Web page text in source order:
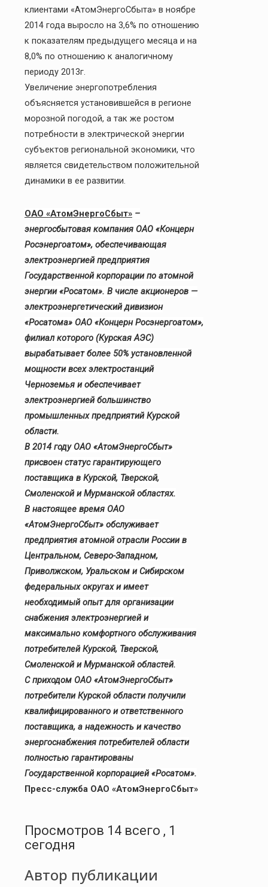
клиентами «АтомЭнергоСбыта» в ноябре
2014 года выросло на 3,6% по отношению
к показателям предыдущего месяца и на
8,0% по отношению к аналогичному
периоду 2013г.
Увеличение энергопотребления
объясняется установившейся в регионе
морозной погодой, а так же ростом
потребности в электрической энергии
субъектов региональной экономики, что
является свидетельством положительной
динамики в ее развитии.
ОАО «АтомЭнергоСбыт» –
энергосбытовая компания ОАО «Концерн
Росэнергоатом», обеспечивающая
электроэнергией предприятия
Государственной корпорации по атомной
энергии «Росатом». В числе акционеров —
электроэнергетический дивизион
«Росатома» ОАО «Концерн Росэнергоатом»,
филиал которого (Курская АЭС)
вырабатывает более 50% установленной
мощности всех электростанций
Черноземья и обеспечивает
электроэнергией большинство
промышленных предприятий Курской
области.
В 2014 году ОАО «АтомЭнергоСбыт»
присвоен статус гарантирующего
поставщика в Курской, Тверской,
Смоленской и Мурманской областях.
В настоящее время ОАО
«АтомЭнергоСбыт» обслуживает
предприятия атомной отрасли России в
Центральном, Северо-Западном,
Приволжском, Уральском и Сибирском
федеральных округах и имеет
необходимый опыт для организации
снабжения электроэнергией и
максимально комфортного обслуживания
потребителей Курской, Тверской,
Смоленской и Мурманской областей.
С приходом ОАО «АтомЭнергоСбыт»
потребители Курской области получили
квалифицированного и ответственного
поставщика, а надежность и качество
энергоснабжения потребителей области
полностью гарантированы
Государственной корпорацией «Росатом».
Пресс-служба ОАО «АтомЭнергоСбыт»
Просмотров 14 всего , 1
сегодня
Автор публикации